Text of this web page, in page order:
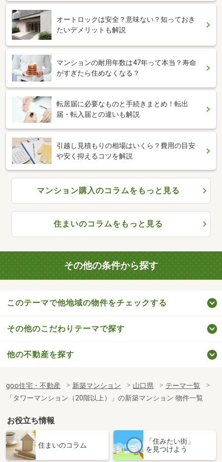
オートロックは安全？意味ない？知っておき
たいデメリットも解説
マンションの耐用年数は47年って本当？寿命
がすぎたら住めなくなる？
転居届に必要なものと手続きまとめ！転出
届・転入届との違いも解説
引越し見積もりの相場はいくら？費用の目安
や安く抑えるコツを解説
マンション購入のコラムをもっと見る
住まいのコラムをもっと見る
その他の条件から探す
このテーマで他地域の物件をチェックする
その他のこだわりテーマで探す
他の不動産を探す
goo住宅・不動産 新築マンション 山口県
テーマ一覧
「タワーマンション（20階以上）」の新築マンション 物件一覧
お役立ち情報
住まいのコラム
「住みたい街」
を見つけよう